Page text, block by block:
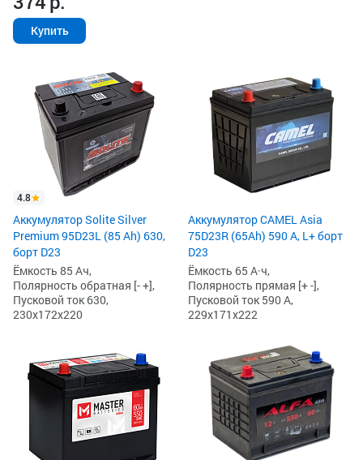
Купить
4.8
Аккумулятор Solite Silver
Premium 95D23L (85 Ah) 630,
борт D23
Ёмкость 85 Ач,
Полярность обратная [- +],
Пусковой ток 630,
230x172x220
Аккумулятор CAMEL Asia
75D23R (65Ah) 590 А, L+ борт
D23
Ёмкость 65 А·ч,
Полярность прямая [+ -],
Пусковой ток 590 А,
229x171x222